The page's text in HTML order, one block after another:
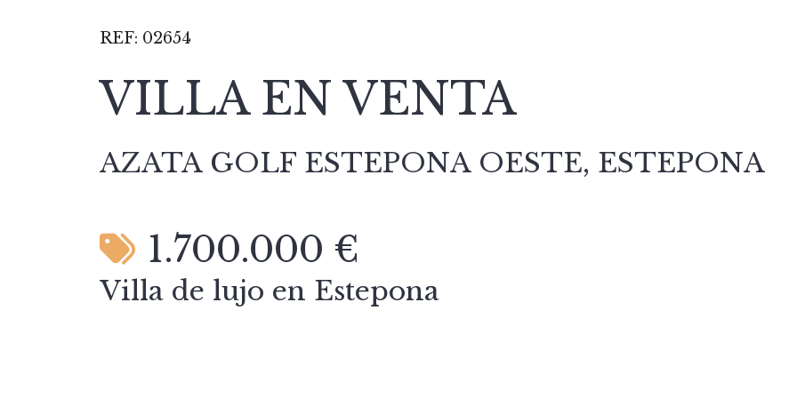
REF: 02654
VILLA EN VENTA
AZATA GOLF ESTEPONA OESTE, ESTEPONA
1.700.000 €
Villa de lujo en Estepona